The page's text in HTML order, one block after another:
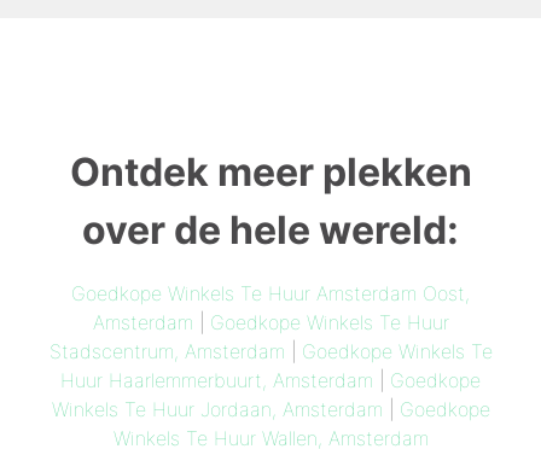
Ontdek meer plekken
over de hele wereld:
Goedkope Winkels Te Huur Amsterdam Oost,
Amsterdam
Goedkope Winkels Te Huur
Stadscentrum, Amsterdam
Goedkope Winkels Te
Huur Haarlemmerbuurt, Amsterdam
Goedkope
Winkels Te Huur Jordaan, Amsterdam
Goedkope
Winkels Te Huur Wallen, Amsterdam